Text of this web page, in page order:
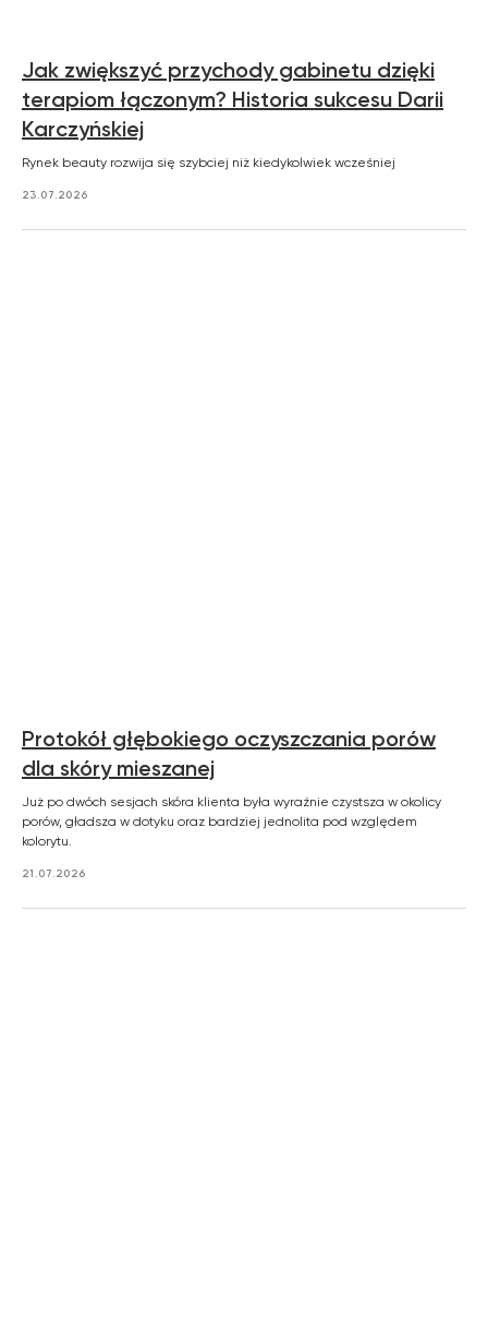
Jak zwiększyć przychody gabinetu dzięki
terapiom łączonym? Historia sukcesu Darii
Karczyńskiej
Rynek beauty rozwija się szybciej niż kiedykolwiek wcześniej
23.07.2026
Protokół głębokiego oczyszczania porów
dla skóry mieszanej
Już po dwóch sesjach skóra klienta była wyraźnie czystsza w okolicy
porów, gładsza w dotyku oraz bardziej jednolita pod względem
kolorytu.
21.07.2026